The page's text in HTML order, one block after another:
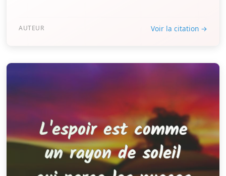
AUTEUR Voir la citation →